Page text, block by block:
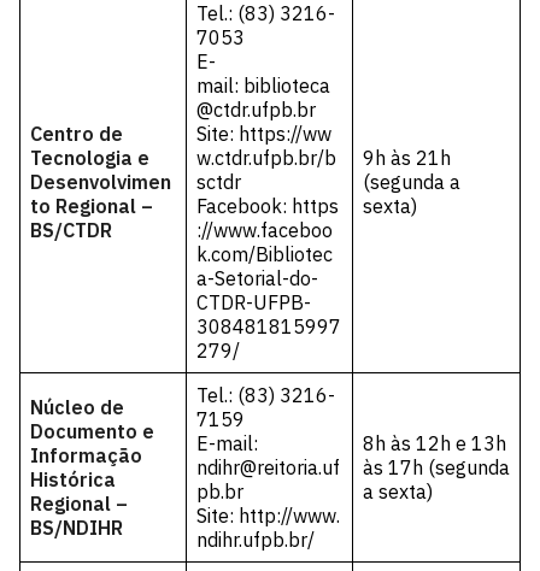
Centro de
Tecnologia e
Desenvolvimen
to Regional –
BS/CTDR
Tel.: (83) 3216-
7053
E-
mail: biblioteca
@ctdr.ufpb.br
Site: https://ww
w.ctdr.ufpb.br/b
sctdr
Facebook: https
://www.faceboo
k.com/Bibliotec
a-Setorial-do-
CTDR-UFPB-
308481815997
279/
9h às 21h
(segunda a
sexta)
Núcleo de
Documento e
Informação
Histórica
Regional –
BS/NDIHR
Tel.: (83) 3216-
7159
E-mail:
ndihr@reitoria.uf
pb.br
Site: http://www.
ndihr.ufpb.br/
8h às 12h e 13h
às 17h (segunda
a sexta)